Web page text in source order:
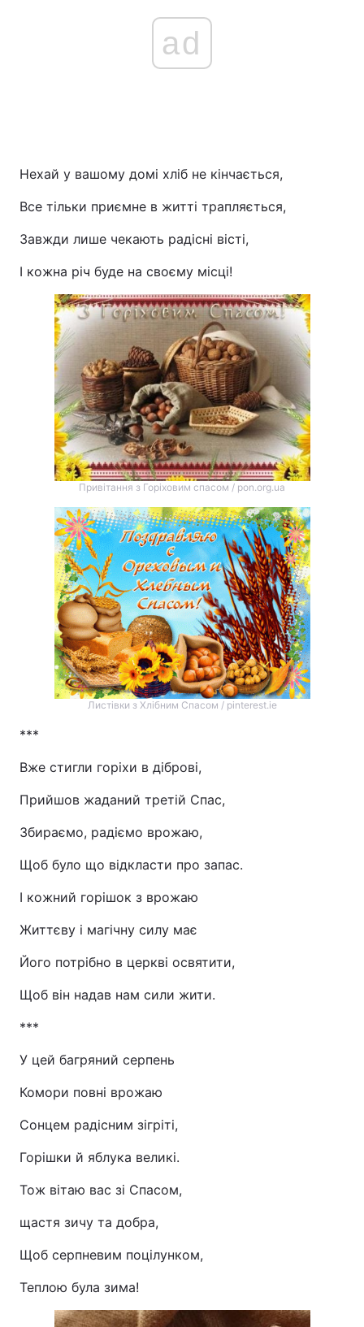
ad
Нехай у вашому домі хліб не кінчається,
Все тільки приємне в житті трапляється,
Завжди лише чекають радісні вісті,
І кожна річ буде на своєму місці!
Привітання з Горіховим спасом / pon.org.ua
Листівки з Хлібним Спасом / pinterest.ie
***
Вже стигли горіхи в діброві,
Прийшов жаданий третій Спас,
Збираємо, радіємо врожаю,
Щоб було що відкласти про запас.
І кожний горішок з врожаю
Життєву і магічну силу має
Його потрібно в церкві освятити,
Щоб він надав нам сили жити.
***
У цей багряний серпень
Комори повні врожаю
Сонцем радісним зігріті,
Горішки й яблука великі.
Тож вітаю вас зі Спасом,
щастя зичу та добра,
Щоб серпневим поцілунком,
Теплою була зима!